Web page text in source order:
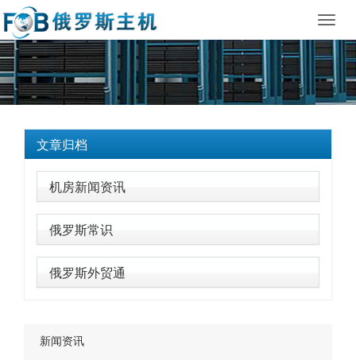
文章归档
机房新闻资讯
俄罗斯常识
俄罗斯外贸通
新闻资讯